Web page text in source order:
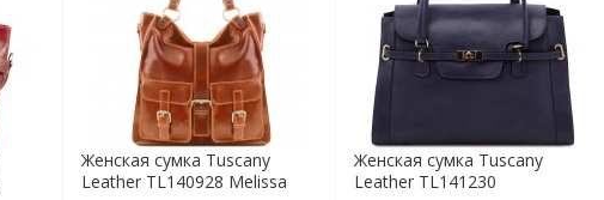
Женская сумка Tuscany
Leather TL140928 Melissa
Женская сумка Tuscany
Leather TL141230